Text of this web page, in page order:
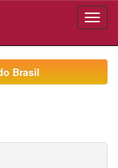
Brasil